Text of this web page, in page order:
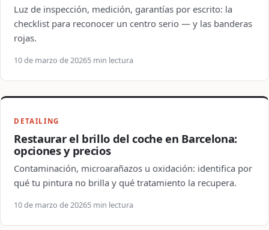
Luz de inspección, medición, garantías por escrito: la
checklist para reconocer un centro serio — y las banderas
rojas.
10 de marzo de 20265 min lectura
DETAILING
Restaurar el brillo del coche en Barcelona:
opciones y precios
Contaminación, microarañazos u oxidación: identifica por
qué tu pintura no brilla y qué tratamiento la recupera.
10 de marzo de 20265 min lectura